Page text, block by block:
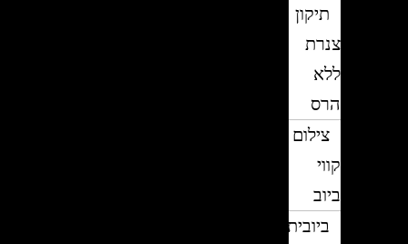
תיקון
צנרת
ללא
הרס
צילום
קווי
ביוב
ביובית